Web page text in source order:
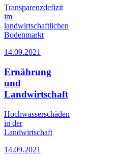
Transparenzdefizit
im
landwirtschaftlichen
Bodenmarkt
14.09.2021
Ernährung
und
Landwirtschaft
Hochwasserschäden
in der
Landwirtschaft
14.09.2021